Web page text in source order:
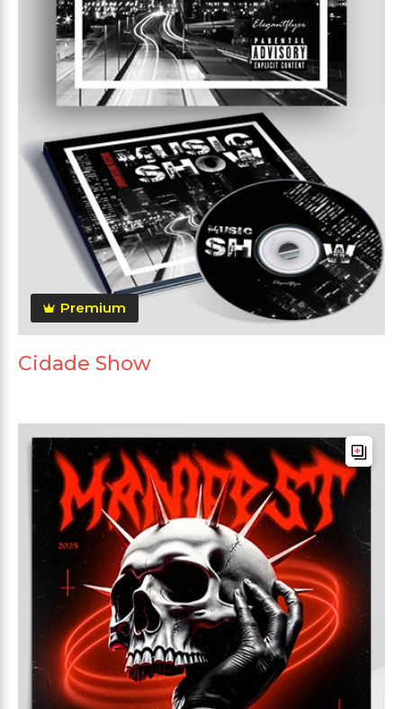
Premium
Cidade Show